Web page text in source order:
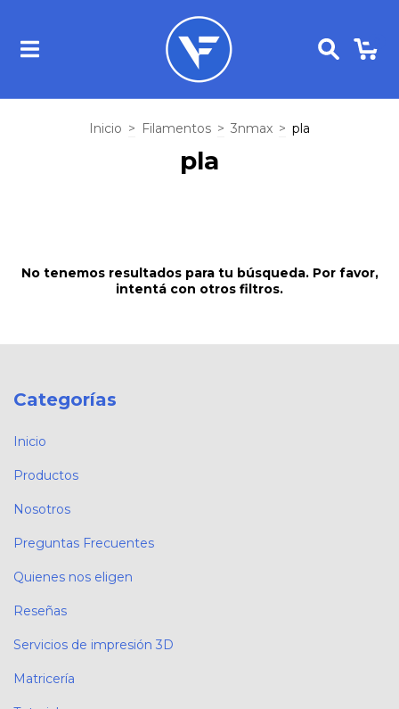
Inicio > Filamentos > 3nmax > pla
pla
No tenemos resultados para tu búsqueda. Por favor,
intentá con otros filtros.
Categorías
Inicio
Productos
Nosotros
Preguntas Frecuentes
Quienes nos eligen
Reseñas
Servicios de impresión 3D
Matricería